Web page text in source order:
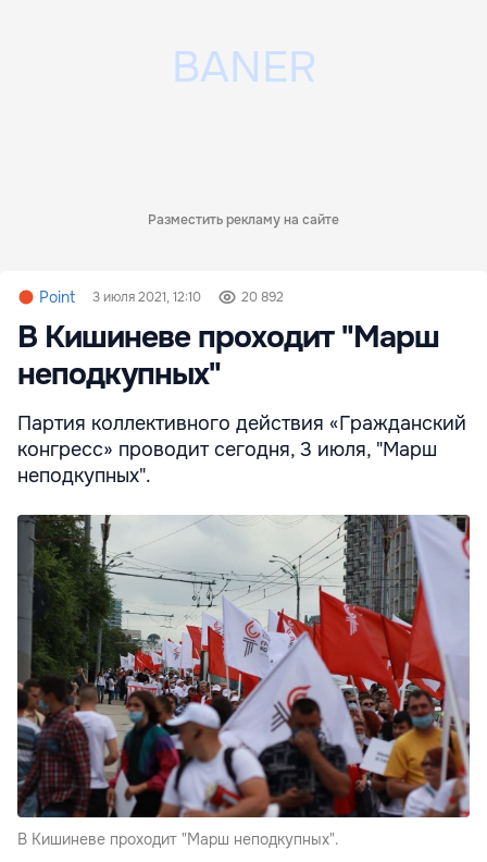
Разместить рекламу на сайте
Point 3 июля 2021, 12:10 20 892
В Кишиневе проходит "Марш
неподкупных"
Партия коллективного действия «Гражданский
конгресс» проводит сегодня, 3 июля, "Марш
неподкупных".
В Кишиневе проходит "Марш неподкупных".